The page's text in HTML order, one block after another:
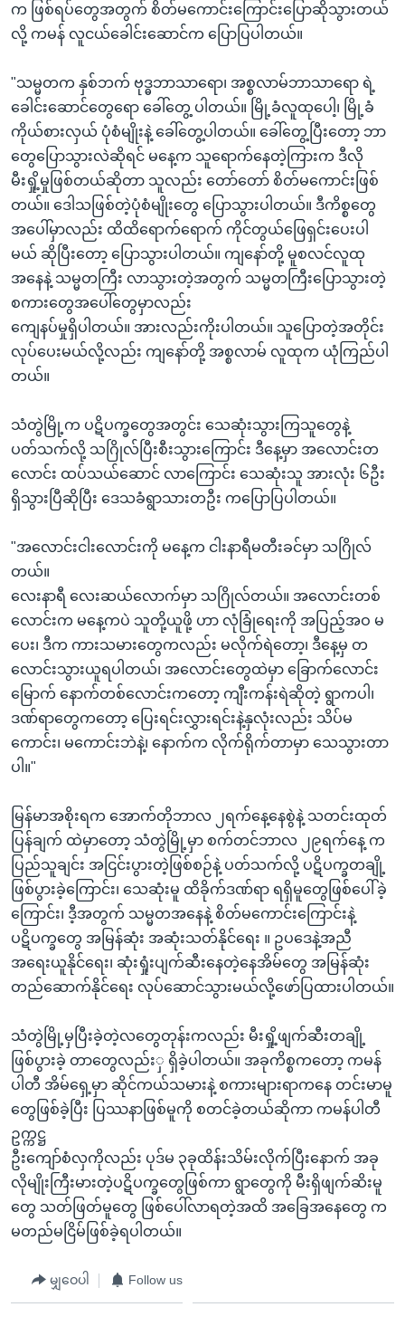
က ဖြစ်ရပ်တွေအတွက် စိတ်မကောင်းကြောင်းပြောဆိုသွားတယ်
လို့ ကမန် လူငယ်ခေါင်းဆောင်က ပြောပြပါတယ်။
"သမ္မတက နှစ်ဘက် ဗုဒ္ဓဘာသာရော၊ အစ္စလာမ်ဘာသာရော ရဲ့
ခေါင်းဆောင်တွေရော ခေါ်တွေ့ ပါတယ်။ မြို့ခံလူထုပေါ့၊ မြို့ခံ
ကိုယ်စားလှယ် ပုံစံမျိုးနဲ့ ခေါ်တွေ့ပါတယ်။ ခေါ်တွေ့ပြီးတော့ ဘာ
တွေပြောသွားလဲဆိုရင် မနေ့က သူရောက်နေတဲ့ကြားက ဒီလို
မီးရှို့မှုဖြစ်တယ်ဆိုတာ သူလည်း တော်တော် စိတ်မကောင်းဖြစ်
တယ်။ ဒေါသဖြစ်တဲ့ပုံစံမျိုးတွေ ပြောသွားပါတယ်။ ဒီကိစ္စတွေ
အပေါ်မှာလည်း ထိထိရောက်ရောက် ကိုင်တွယ်ဖြေရှင်းပေးပါ
မယ် ဆိုပြီးတော့ ပြောသွားပါတယ်။ ကျနော်တို့ မူစလင်လူထု
အနေနဲ့ သမ္မတကြီး လာသွားတဲ့အတွက် သမ္မတကြီးပြောသွားတဲ့
စကားတွေအပေါ်တွေမှာလည်း
ကျေနပ်မှုရှိပါတယ်။ အားလည်းကိုးပါတယ်။ သူပြောတဲ့အတိုင်း
လုပ်ပေးမယ်လို့လည်း ကျနော်တို့ အစ္စလာမ် လူထုက ယုံကြည်ပါ
တယ်။
သံတွဲမြို့က ပဋိပက္ခတွေအတွင်း သေဆုံးသွားကြသူတွေနဲ့
ပတ်သက်လို့ သဂြိုလ်ပြီးစီးသွားကြောင်း ဒီနေ့မှာ အလောင်းတ
လောင်း ထပ်သယ်ဆောင် လာကြောင်း သေဆုံးသူ အားလုံး ၆ဦး
ရှိသွားပြီဆိုပြီး ဒေသခံရွာသားတဦး ကပြောပြပါတယ်။
"အလောင်းငါးလောင်းကို မနေ့က ငါးနာရီမတီးခင်မှာ သဂြိုလ်
တယ်။
လေးနာရီ လေးဆယ်လောက်မှာ သဂြိုလ်တယ်။ အလောင်းတစ်
လောင်းက မနေ့ကပဲ သူတို့ယူဖို့ ဟာ လုံခြုံရေးကို အပြည့်အဝ မ
ပေး၊ ဒီက ကားသမားတွေကလည်း မလိုက်ရဲတော့၊ ဒီနေ့မှ တ
လောင်းသွားယူရပါတယ်၊ အလောင်းတွေထဲမှာ ခြောက်လောင်း
မြောက် နောက်တစ်လောင်းကတော့ ကျီးကန်းရဲဆိုတဲ့ ရွာကပါ၊
ဒဏ်ရာတွေကတော့ ပြေးရင်းလွှားရင်းနဲ့နှလုံးလည်း သိပ်မ
ကောင်း၊ မကောင်းဘဲနဲ့၊ နောက်က လိုက်ရိုက်တာမှာ သေသွားတာ
ပါ။"
မြန်မာအစိုးရက အောက်တိုဘာလ ၂ရက်နေ့နေစွဲနဲ့ သတင်းထုတ်
ပြန်ချက် ထဲမှာတော့ သံတွဲမြို့မှာ စက်တင်ဘာလ ၂၉ရက်နေ့ က
ပြည်သူချင်း အငြင်းပွားတဲ့ဖြစ်စဉ်နဲ့ ပတ်သက်လို့ ပဋိပက္ခတချို့
ဖြစ်ပွားခဲ့ကြောင်း၊ သေဆုံးမူ ထိခိုက်ဒဏ်ရာ ရရှိမူတွေဖြစ်ပေါ်ခဲ့
ကြောင်း၊ ဒီ့အတွက် သမ္မတအနေနဲ့ စိတ်မကောင်းကြောင်းနဲ့
ပဋိပက္ခတွေ အမြန်ဆုံး အဆုံးသတ်နိုင်ရေး ။ ဥပဒေနဲ့အညီ
အရေးယူနိုင်ရေး၊ ဆုံးရှုံးပျက်ဆီးနေတဲ့နေအိမ်တွေ အမြန်ဆုံး
တည်ဆောက်နိုင်ရေး လုပ်ဆောင်သွားမယ်လို့ဖော်ပြထားပါတယ်။
သံတွဲမြို့မှပြီးခဲ့တဲ့လတွေတုန်းကလည်း မီးရှို့ဖျက်ဆီးတချို့
ဖြစ်ပွားခဲ့ တာတွေလည်းှ ရှိခဲ့ပါတယ်။ အခုကိစ္စကတော့ ကမန်
ပါတီ အိမ်ရှေ့မှာ ဆိုင်ကယ်သမားနဲ့ စကားများရာကနေ တင်းမာမူ
တွေဖြစ်ခဲ့ပြီး ပြဿနာဖြစ်မူကို စတင်ခဲ့တယ်ဆိုကာ ကမန်ပါတီ
ဥက္ကဋ္ဌ
ဦးကျော်စံလှကိုလည်း ပုဒ်မ ၃ခုထိန်းသိမ်းလိုက်ပြီးနောက် အခု
လိုမျိုးကြီးမားတဲ့ပဋိပက္ခတွေဖြစ်ကာ ရွာတွေကို မီးရှိဖျက်ဆိးမူ
တွေ သတ်ဖြတ်မူတွေ ဖြစ်ပေါ်လာရတဲ့အထိ အခြေအနေတွေ က
မတည်မငြိမ်ဖြစ်ခဲ့ရပါတယ်။
မျှဝေပါ Follow us